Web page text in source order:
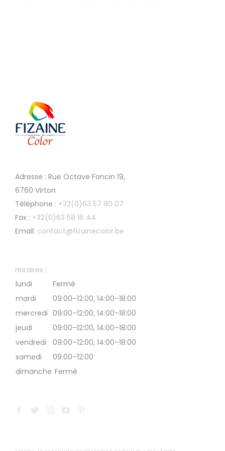
Adresse : Rue Octave Foncin 19,
6760 Virton
Téléphone : +32(0)63 57 80 07
Fax : +32(0)63 58 16 44
Email: contact@fizainecolor.be
Horaires :
lundi
Fermé
mardi
09:00–12:00, 14:00–18:00
mercredi 09:00–12:00, 14:00–18:00
jeudi
09:00–12:00, 14:00–18:00
vendredi
09:00–12:00, 14:00–18:00
samedi
09:00–12:00
dimanche Fermé